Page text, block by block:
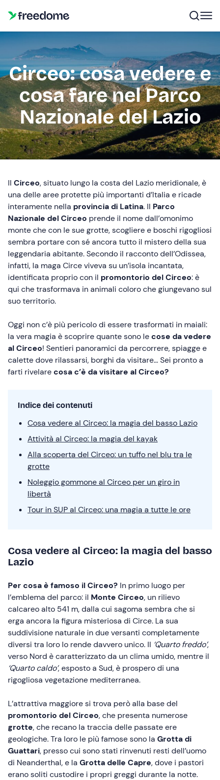
Circeo: cosa vedere e
cosa fare nel Parco
Nazionale del Lazio
Il Circeo, situato lungo la costa del Lazio meridionale, è
una delle aree protette più importanti d’Italia e ricade
interamente nella provincia di Latina. Il Parco
Nazionale del Circeo prende il nome dall’omonimo
monte che con le sue grotte, scogliere e boschi rigogliosi
sembra portare con sé ancora tutto il mistero della sua
leggendaria abitante. Secondo il racconto dell’Odissea,
infatti, la maga Circe viveva su un’isola incantata,
identificata proprio con il promontorio del Circeo: è
qui che trasformava in animali coloro che giungevano sul
suo territorio.
Oggi non c’è più pericolo di essere trasformati in maiali:
la vera magia è scoprire quante sono lecose da vedere
al Circeo! Sentieri panoramici da percorrere, spiagge e
calette dove rilassarsi, borghi da visitare… Sei pronto a
farti rivelarecosa c’è da visitare al Circeo?
Indice dei contenuti
Cosa vedere al Circeo: la magia del basso Lazio
Attività al Circeo: la magia del kayak
Alla scoperta del Circeo: un tuffo nel blu tra le
grotte
Noleggio gommone al Circeo per un giro in
libertà
Tour in SUP al Circeo: una magia a tutte le ore
Cosa vedere al Circeo: la magia del basso
Lazio
Per cosa è famoso il Circeo? In primo luogo per
l’emblema del parco: il Monte Circeo, un rilievo
calcareo alto 541 m, dalla cui sagoma sembra che si
erga ancora la figura misteriosa di Circe. La sua
suddivisione naturale in due versanti completamente
diversi tra loro lo rende davvero unico. Il ‘Quarto freddo’,
verso Nord è caratterizzato da un clima umido, mentre il
‘Quarto caldo’, esposto a Sud, è prospero di una
rigogliosa vegetazione mediterranea.
L’attrattiva maggiore si trova però alla base del
promontorio del Circeo, che presenta numerose
grotte, che recano la traccia delle passate ere
geologiche. Tra loro le più famose sono la Grotta di
Guattari, presso cui sono stati rinvenuti resti dell’uomo
di Neanderthal, e la Grottadelle Capre, dove i pastori
erano soliti custodire i propri greggi durante la notte.